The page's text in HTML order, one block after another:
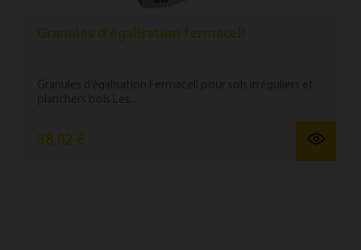
Granules d'égalisation fermacell
38,02 €